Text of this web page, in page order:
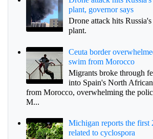
plant, governor says
Drone attack hits
plant.
Ceuta border
swim from Morocco
Migrants broke through
into Spain's North
from Morocco, overwhelming the
M...
Michigan reports the first
related to cyclospora